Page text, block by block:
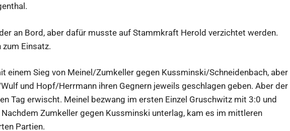
an Bord, aber dafür musste auf Stammkraft Herold verzichtet werden.
zum Einsatz.
einem Sieg von Meinel/Zumkeller gegen Kussminski/Schneidenbach, aber
und Hopf/Herrmann ihren Gegnern jeweils geschlagen geben. Aber der
Tag erwischt. Meinel bezwang im ersten Einzel Gruschwitz mit 3:0 und
Zumkeller gegen Kussminski unterlag, kam es im mittleren
Partien.